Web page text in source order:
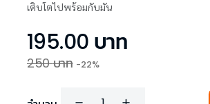
เติบโตไปพร้อมกับมัน
195.00 บาท
250บาท -22%